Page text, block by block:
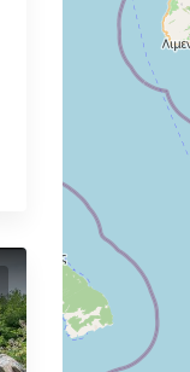
text
text
text
text
text